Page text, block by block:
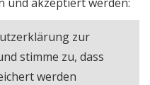
zur
stimme zu, dass
werden